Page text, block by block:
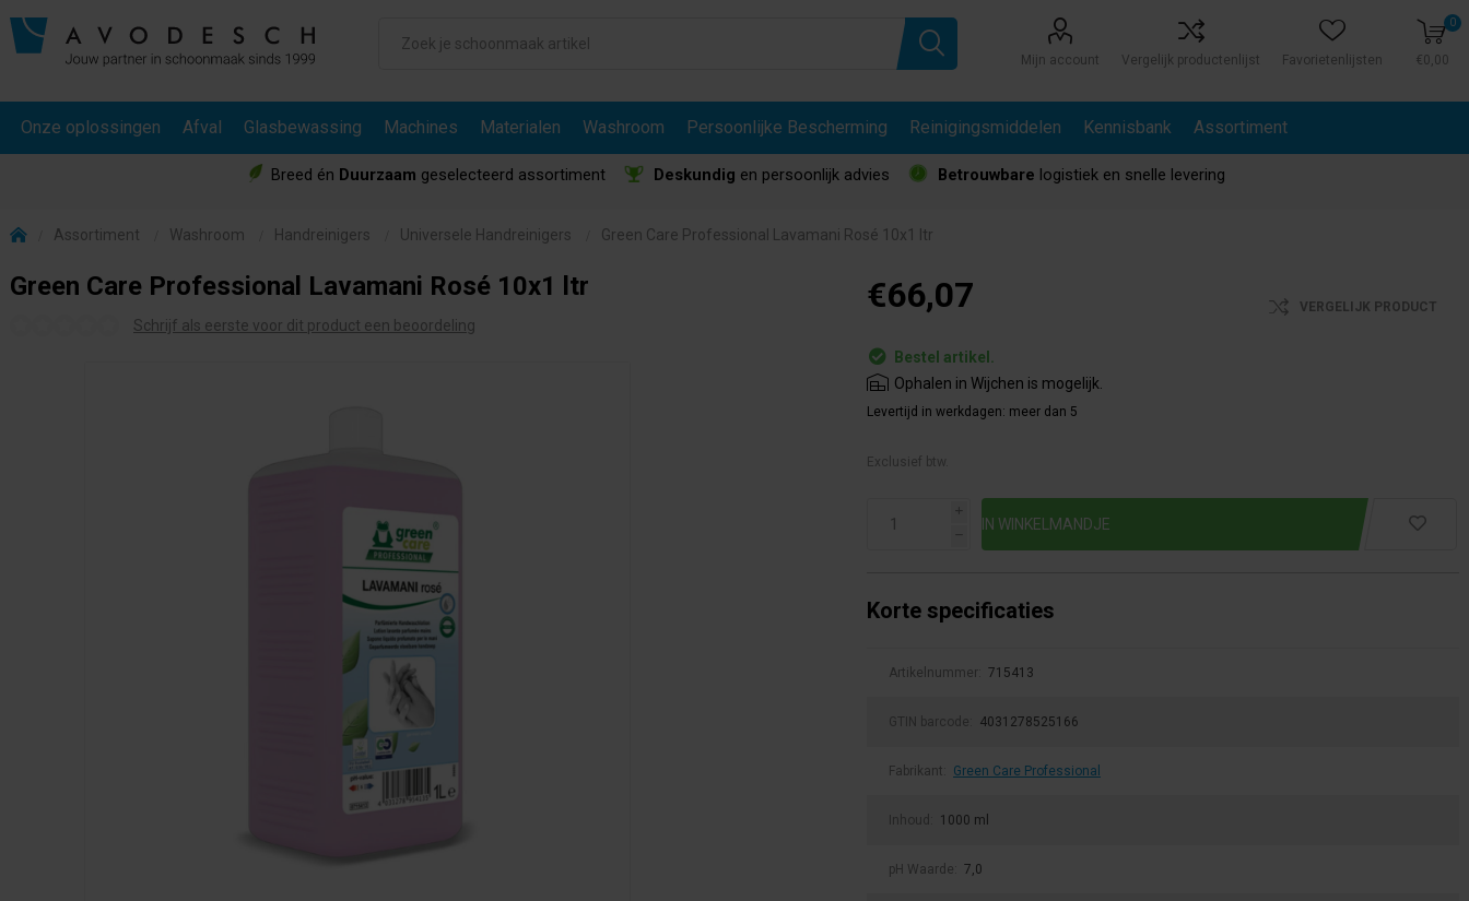
Mijn account Vergelijk productenlijst Favorietenlijsten
0
€0,00
Onze oplossingen Afval Glasbewassing Machines Materialen Washroom Persoonlijke Bescherming Reinigingsmiddelen Kennisbank Assortiment
Breed én Duurzaam geselecteerd assortiment Deskundig en persoonlijk advies Betrouwbare logistiek en snelle levering
Assortiment Washroom Handreinigers Universele Handreinigers Green Care Professional Lavamani Rosé 10x1 ltr
Green Care Professional Lavamani Rosé 10x1 ltr
Schrijf als eerste voor dit product een beoordeling
€66,07 VERGELIJK PRODUCT
Bestel artikel.
Ophalen in Wijchen is mogelijk.
Levertijd in werkdagen: meer dan 5
Exclusief btw.
i
h
Korte specificaties
Artikelnummer: 715413
GTIN barcode: 4031278525166
Fabrikant: Green Care Professional
Inhoud: 1000 ml
pH Waarde: 7,0